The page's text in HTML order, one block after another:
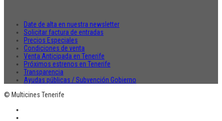
Date de alta en nuestra newsletter
Solicitar factura de entradas
Precios Especiales
Condiciones de venta
Venta Anticipada en Tenerife
Próximos estrenos en Tenerife
Transparencia
Ayudas públicas / Subvención Gobierno
© Multicines Tenerife